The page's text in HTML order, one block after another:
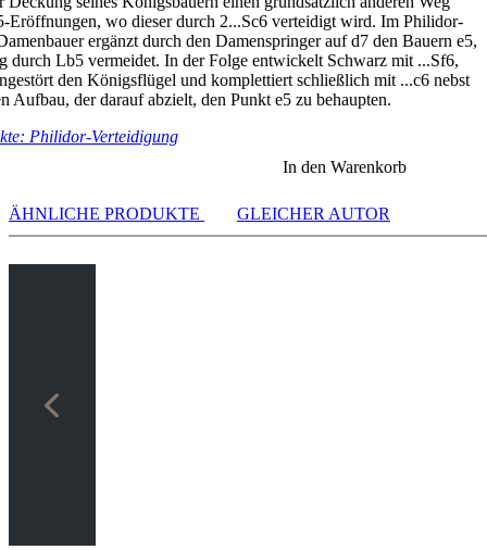
Eröffnungen, wo dieser durch 2...Sc6 verteidigt wird. Im Philidor-
ergänzt durch den Damenspringer auf d7 den Bauern e5,
durch Lb5 vermeidet. In der Folge entwickelt Schwarz mit ...Sf6,
den Königsflügel und komplettiert schließlich mit ...c6 nebst
Aufbau, der darauf abzielt, den Punkt e5 zu behaupten.
Philidor-Verteidigung
In den Warenkorb
ÄHNLICHE PRODUKTE GLEICHER AUTOR